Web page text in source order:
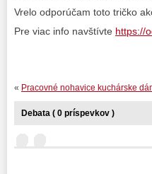
Vrelo odporúčam toto tričko
Pre viac info navštívte https://
« Pracovné nohavice kuchárske
Debata ( 0 príspevkov )